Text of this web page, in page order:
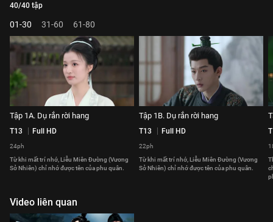
40/40 tập
01-30 31-60 61-80
Tập 1A. Dụ rắn rời hang
T13 Full HD
24ph
Từ khi mất trí nhớ, Liễu Miên Đường (Vương
Sở Nhiên) chỉ nhớ được tên của phu quân.
Tập 1B. Dụ rắn rời hang
T13 Full HD
22ph
Từ khi mất trí nhớ, Liễu Miên Đường (Vương
Sở Nhiên) chỉ nhớ được tên của phu quân.
Video liên quan